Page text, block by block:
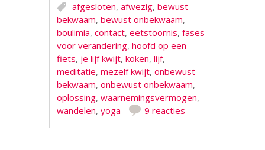
afgesloten,afwezig,bewust
bekwaam,bewust onbekwaam,
boulimia,contact,eetstoornis,fases
voor verandering,hoofd op een
fiets, je lijf kwijt,koken,lijf,
meditatie,mezelf kwijt,onbewust
bekwaam,onbewust onbekwaam,
oplossing,waarnemingsvermogen,
wandelen,yoga 9 reacties